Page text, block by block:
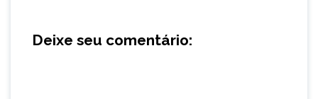
Deixe seu comentário: